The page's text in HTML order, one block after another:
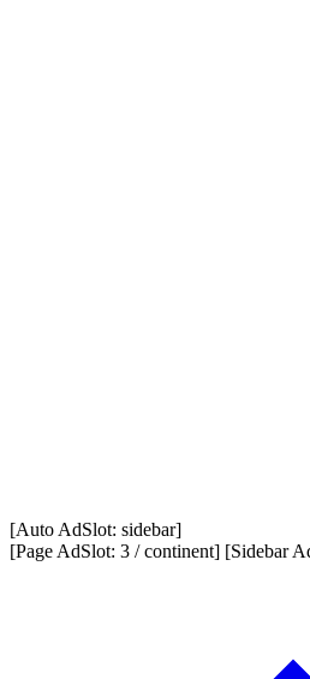
[Auto AdSlot: sidebar]
[Page AdSlot: 3 / continent] [Sidebar